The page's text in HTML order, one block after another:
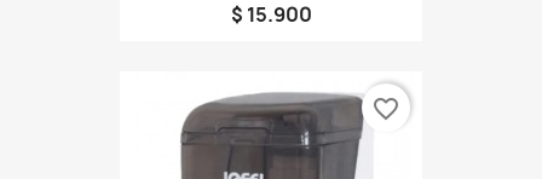
$ 15.900
favorite_border